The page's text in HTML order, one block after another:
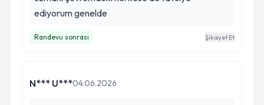
ediyorum genelde
Randevu sonrası Şikayet Et
N*** U***04.06.2026